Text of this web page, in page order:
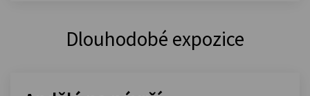
Dlouhodobé expozice